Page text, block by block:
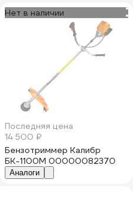
Нет в наличии
Последняя цена
14 500 ₽
Бензотриммер Калибр
БК-1100М 00000082370
Аналоги